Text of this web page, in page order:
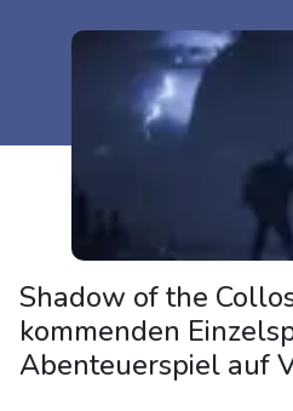
Shadow of the
kommenden
Abenteuerspiel auf